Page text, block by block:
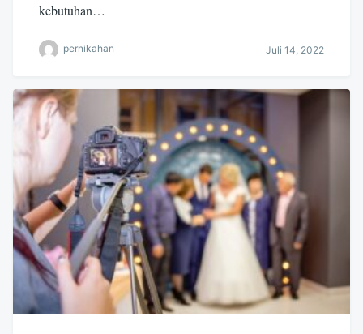
kebutuhan…
pernikahan Juli 14, 2022